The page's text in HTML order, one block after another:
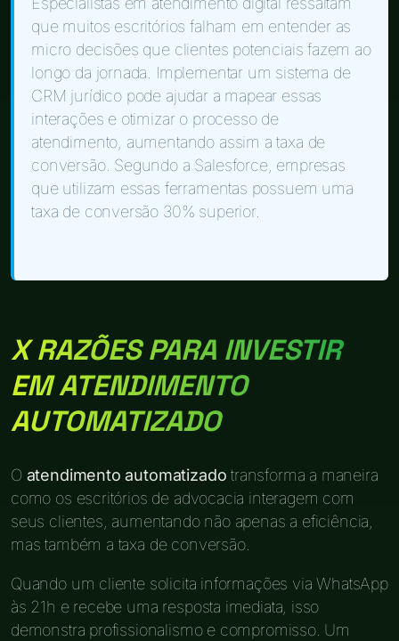
que muitos escritórios falham em entender as
micro decisões que clientes potenciais fazem ao
longo da jornada. Implementar um sistema de
CRM jurídico pode ajudar a mapear essas
interações e otimizar o processo de
atendimento, aumentando assim a taxa de
conversão. Segundo a Salesforce, empresas
que utilizam essas ferramentas possuem uma
taxa de conversão 30% superior.
X RAZÕES PARA INVESTIR
EM ATENDIMENTO
AUTOMATIZADO
O atendimento automatizado transforma a maneira
como os escritórios de advocacia interagem com
seus clientes, aumentando não apenas a eficiência,
mas também a taxa de conversão.
Quando um cliente solicita informações via WhatsApp
às 21h e recebe uma resposta imediata, isso
demonstra profissionalismo e compromisso. Um